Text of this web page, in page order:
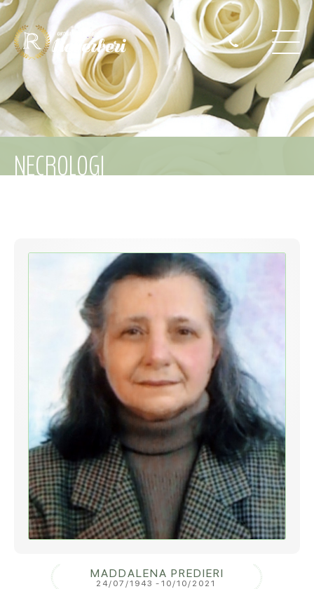
NECROLOGI
MADDALENA PREDIERI
24/07/1943 - 10/10/2021